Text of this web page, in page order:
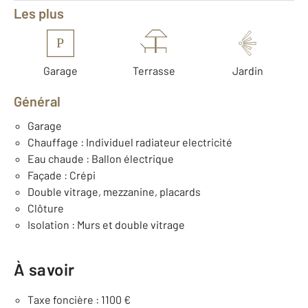
Les plus
P
Garage Terrasse Jardin
Général
Garage
Chauffage : Individuel radiateur electricité
Eau chaude : Ballon électrique
Façade : Crépi
Double vitrage, mezzanine, placards
Clôture
Isolation : Murs et double vitrage
À savoir
Taxe foncière : 1100 €